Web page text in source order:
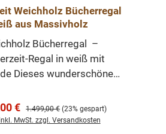
Weichholz Bücherregal
aus Massivholz
Regal in weiß mit
Dieses wunderschöne
der Gründerzeit mit dem
Landhausstil. Aus
€ Regulärer Preis:
1.499,00 € (23% gespart)
MwSt. zzgl. Versandkosten